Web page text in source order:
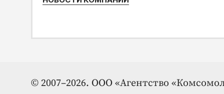
© 2007–2026. ООО «Агентство